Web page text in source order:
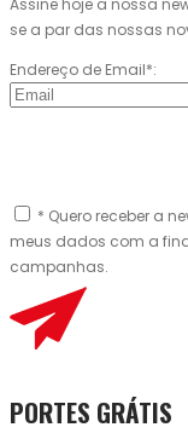
Assine hoje a nossa
se a par das nossas
Endereço de Email*:
* Quero receber a
meus dados com a
campanhas.
PORTES GRÁTIS